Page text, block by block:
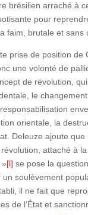
brésilien arraché à
pour
faim, brutale et sans
prise de position de
une volonté de
de révolution,
le
orientale, la
Deleuze ajoute que
attaché à
[l] se pose la
soulèvement
il ne fait que
de l’État et